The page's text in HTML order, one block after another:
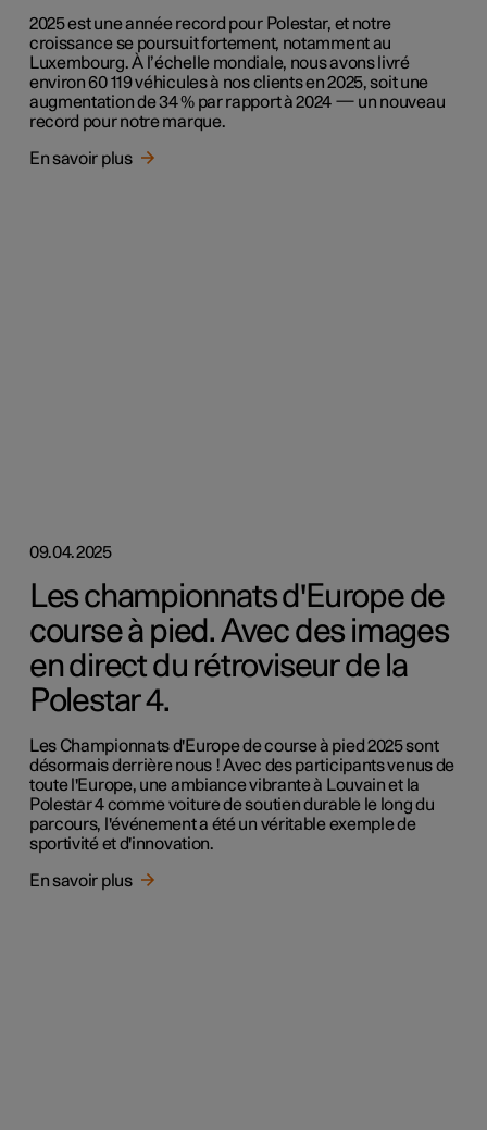
2025 est une année record pour Polestar, et notre
croissance se poursuit fortement, notamment au
Luxembourg. À l’échelle mondiale, nous avons livré
environ 60 119 véhicules à nos clients en 2025, soit une
augmentation de 34 % par rapport à 2024 — un nouveau
record pour notre marque.
En savoir plus
09.04.2025
Les championnats d'Europe de
course à pied. Avec des images
en direct du rétroviseur de la
Polestar 4.
Les Championnats d'Europe de course à pied 2025 sont
désormais derrière nous ! Avec des participants venus de
toute l'Europe, une ambiance vibrante à Louvain et la
Polestar 4 comme voiture de soutien durable le long du
parcours, l'événement a été un véritable exemple de
sportivité et d'innovation.
En savoir plus